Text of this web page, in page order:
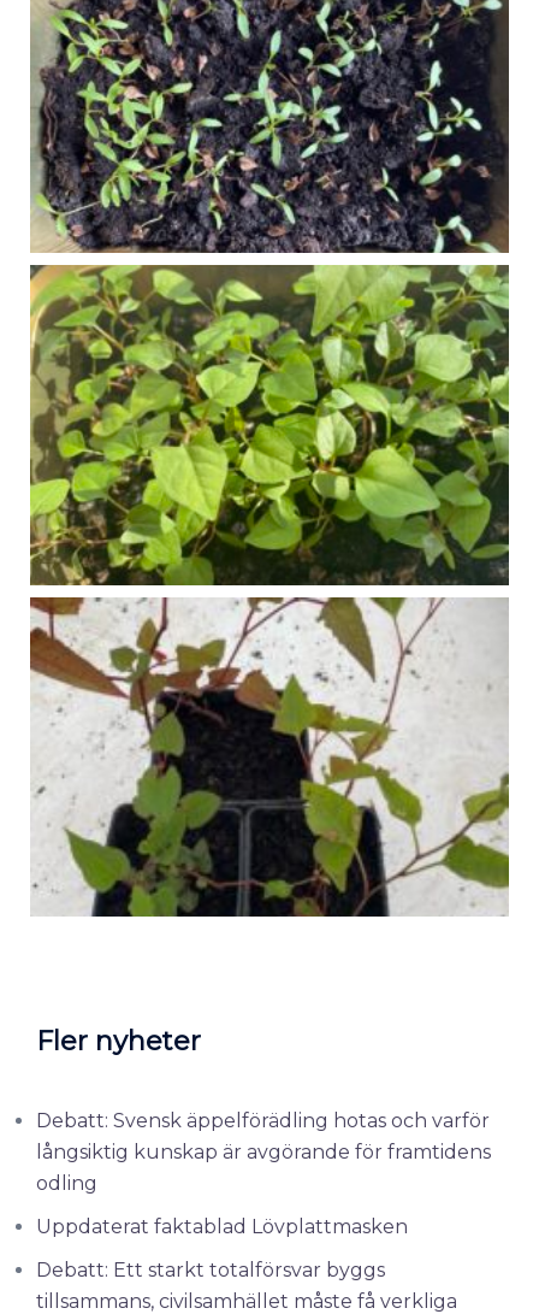
Fler nyheter
Debatt: Svensk äppelförädling hotas och varför
långsiktig kunskap är avgörande för framtidens
odling
Uppdaterat faktablad Lövplattmasken
Debatt: Ett starkt totalförsvar byggs
tillsammans, civilsamhället måste få verkliga